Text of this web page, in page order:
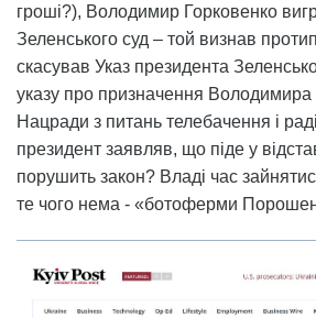
гроші?), Володимир Горковенко
Зеленського суд – той визнав
скасував Указ президента
указу про призначення
Нацради з питань телебачення і
президент заявляв, що піде у
порушить закон? Владі час
те чого нема - «ботоферми